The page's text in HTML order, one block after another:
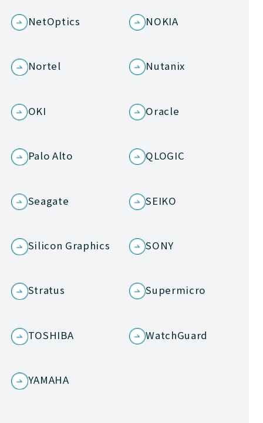
NetOptics NOKIA
Nortel Nutanix
OKI Oracle
Palo Alto QLOGIC
Seagate SEIKO
Silicon Graphics SONY
Stratus Supermicro
TOSHIBA WatchGuard
YAMAHA